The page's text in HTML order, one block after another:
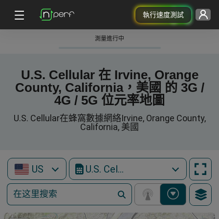
執行速度測試
測量進行中
U.S. Cellular 在 Irvine, Orange
County, California，美國 的 3G /
4G / 5G 位元率地圖
U.S. Cellular在蜂窩數據網絡Irvine, Orange County,
California, 美國
US U.S. Cellular